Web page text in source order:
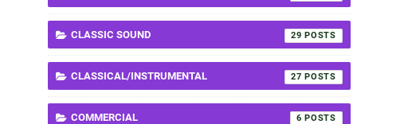
CLASSIC SOUND 29
CLASSICAL/INSTRUMENTAL 27
COMMERCIAL 6